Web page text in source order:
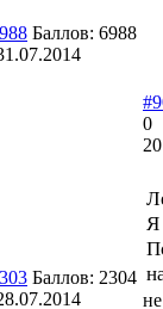
Баллов: 6988
Баллов: 2304
0
Я